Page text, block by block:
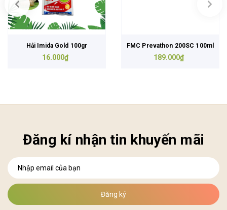
Hải Imida Gold 100gr
16.000₫
FMC Prevathon 200SC 100ml
189.000₫
Đăng kí nhận tin khuyến mãi
Đăng ký